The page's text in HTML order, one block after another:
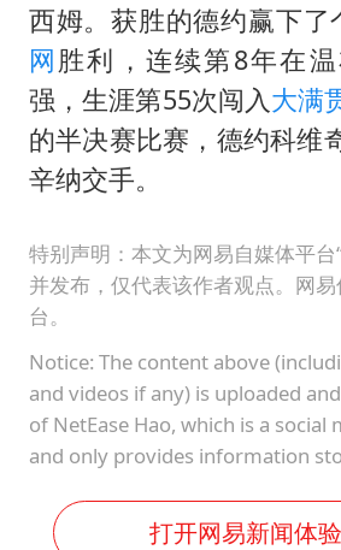
西姆。获胜的德约赢下了
网 胜利，连续第8年在
强，生涯第55次闯入大满
的半决赛比赛，德约科维
辛纳交手。
特别声明：本文为网易自媒体平台
并发布，仅代表该作者观点。网
台。
Notice: The content above
and videos if any) is uploaded
of NetEase Hao, which is a
and only provides information
打开网易新闻体